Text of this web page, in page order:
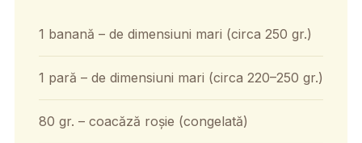
1 banană – de dimensiuni mari (circa 250 gr.)
1 pară – de dimensiuni mari (circa 220–250 gr.)
80 gr. – coacăză roșie (congelată)